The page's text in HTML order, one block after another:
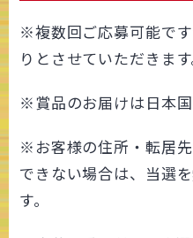
※複数回ご応募可能で
りとさせていただきます
※賞品のお届けは日本国
※お客様の住所・転居
できない場合は、当選
す。